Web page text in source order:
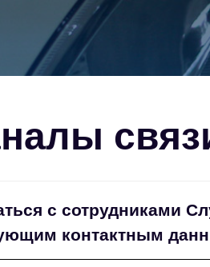
с сотрудниками
контактным